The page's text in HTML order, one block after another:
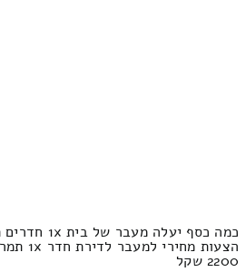
כמה כסף יעלה מעבר של בית 1x חדרים תמרת – מנחמיה?
2200 שקל